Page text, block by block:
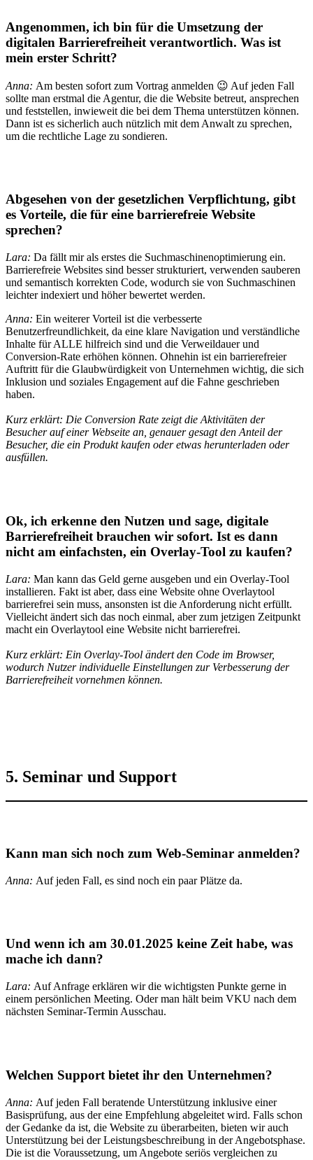
Angenommen, ich bin für die Umsetzung der
digitalen Barrierefreiheit verantwortlich. Was ist
mein erster Schritt?
Anna: Am besten sofort zum Vortrag anmelden 😉 Auf jeden Fall
sollte man erstmal die Agentur, die die Website betreut, ansprechen
und feststellen, inwieweit die bei dem Thema unterstützen können.
Dann ist es sicherlich auch nützlich mit dem Anwalt zu sprechen,
um die rechtliche Lage zu sondieren.
Abgesehen von der gesetzlichen Verpflichtung, gibt
es Vorteile, die für eine barrierefreie Website
sprechen?
Lara: Da fällt mir als erstes die Suchmaschinenoptimierung ein.
Barrierefreie Websites sind besser strukturiert, verwenden sauberen
und semantisch korrekten Code, wodurch sie von Suchmaschinen
leichter indexiert und höher bewertet werden.
Anna: Ein weiterer Vorteil ist die verbesserte
Benutzerfreundlichkeit, da eine klare Navigation und verständliche
Inhalte für ALLE hilfreich sind und die Verweildauer und
Conversion-Rate erhöhen können. Ohnehin ist ein barrierefreier
Auftritt für die Glaubwürdigkeit von Unternehmen wichtig, die sich
Inklusion und soziales Engagement auf die Fahne geschrieben
haben.
Kurz erklärt: Die Conversion Rate zeigt die Aktivitäten der
Besucher auf einer Webseite an, genauer gesagt den Anteil der
Besucher, die ein Produkt kaufen oder etwas herunterladen oder
ausfüllen.
Ok, ich erkenne den Nutzen und sage, digitale
Barrierefreiheit brauchen wir sofort. Ist es dann
nicht am einfachsten, ein Overlay-Tool zu kaufen?
Lara: Man kann das Geld gerne ausgeben und ein Overlay-Tool
installieren. Fakt ist aber, dass eine Website ohne Overlaytool
barrierefrei sein muss, ansonsten ist die Anforderung nicht erfüllt.
Vielleicht ändert sich das noch einmal, aber zum jetzigen Zeitpunkt
macht ein Overlaytool eine Website nicht barrierefrei.
Kurz erklärt: Ein Overlay-Tool ändert den Code im Browser,
wodurch Nutzer individuelle Einstellungen zur Verbesserung der
Barrierefreiheit vornehmen können.
5. Seminar und Support
Kann man sich noch zum Web-Seminar anmelden?
Anna: Auf jeden Fall, es sind noch ein paar Plätze da.
Und wenn ich am 30.01.2025 keine Zeit habe, was
mache ich dann?
Lara: Auf Anfrage erklären wir die wichtigsten Punkte gerne in
einem persönlichen Meeting. Oder man hält beim VKU nach dem
nächsten Seminar-Termin Ausschau.
Welchen Support bietet ihr den Unternehmen?
Anna: Auf jeden Fall beratende Unterstützung inklusive einer
Basisprüfung, aus der eine Empfehlung abgeleitet wird. Falls schon
der Gedanke da ist, die Website zu überarbeiten, bieten wir auch
Unterstützung bei der Leistungsbeschreibung in der Angebotsphase.
Die ist die Voraussetzung, um Angebote seriös vergleichen zu